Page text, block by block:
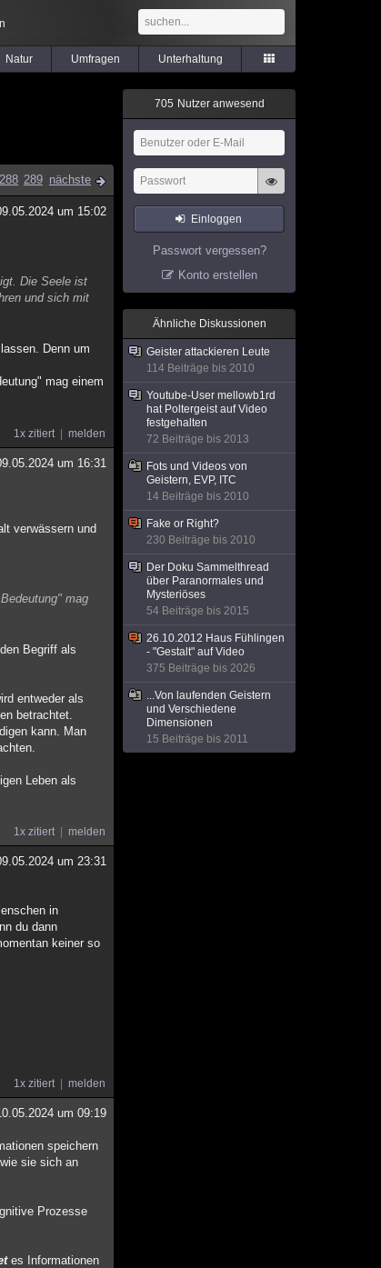
Natur Umfragen Unterhaltung
288 289 nächste
um 15:02
Die Seele ist
und sich mit
Denn um
mag einem
1x zitiert melden
um 16:31
verwässern und
mag
Begriff als
entweder als
betrachtet.
kann. Man
Leben als
1x zitiert melden
um 23:31
in
du dann
keiner so
1x zitiert melden
um 09:19
speichern
sie sich an
Prozesse
es Informationen
705 Nutzer anwesend
Einloggen
Passwort vergessen?
Konto erstellen
Ähnliche Diskussionen
Geister attackieren Leute
114 Beiträge bis 2010
Youtube-User mellowb1rd
hat Poltergeist auf Video
festgehalten
72 Beiträge bis 2013
Fots und Videos von
Geistern, EVP, ITC
14 Beiträge bis 2010
Fake or Right?
230 Beiträge bis 2010
Der Doku Sammelthread
über Paranormales und
Mysteriöses
54 Beiträge bis 2015
26.10.2012 Haus Fühlingen
- "Gestalt" auf Video
375 Beiträge bis 2026
...Von laufenden Geistern
und Verschiedene
Dimensionen
15 Beiträge bis 2011